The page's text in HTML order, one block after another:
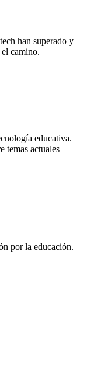
han superado y
camino.
educativa.
temas actuales
por la educación.